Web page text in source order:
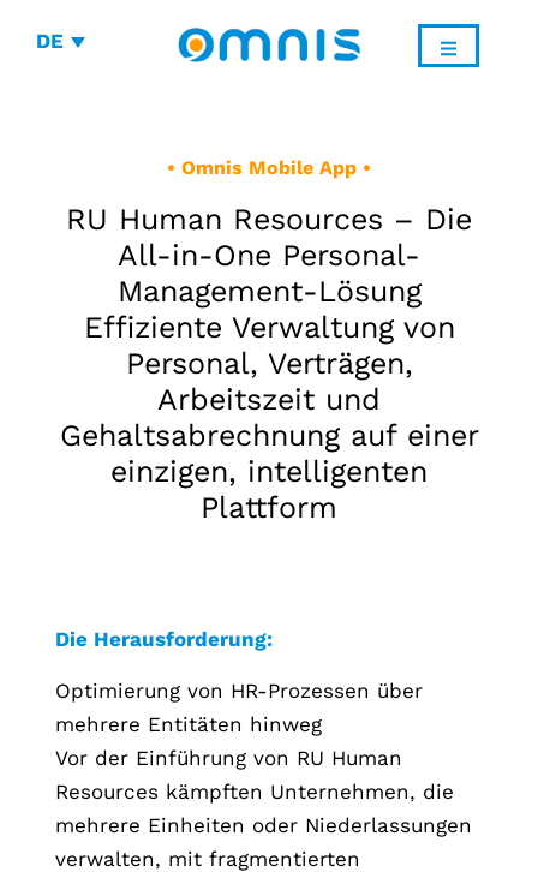
DE
• Omnis Mobile App •
RU Human Resources – Die
All-in-One Personal-
Management-Lösung
Effiziente Verwaltung von
Personal, Verträgen,
Arbeitszeit und
Gehaltsabrechnung auf einer
einzigen, intelligenten
Plattform
Die Herausforderung:
Optimierung von HR-Prozessen über
mehrere Entitäten hinweg
Vor der Einführung von RU Human
Resources kämpften Unternehmen, die
mehrere Einheiten oder Niederlassungen
verwalten, mit fragmentierten